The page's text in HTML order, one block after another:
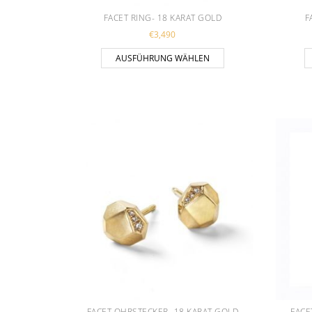
FACET RING- 18 KARAT GOLD
€3,490
AUSFÜHRUNG WÄHLEN
Dieses Produkt